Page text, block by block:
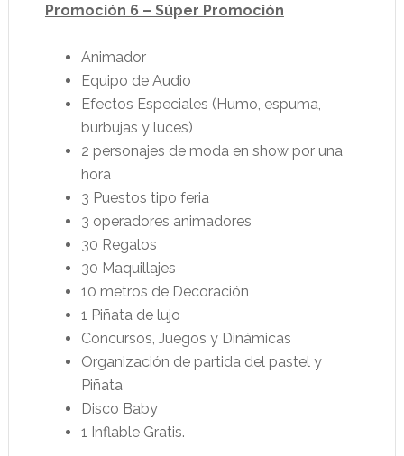
Promoción 6 – Súper Promoción
Animador
Equipo de Audio
Efectos Especiales (Humo, espuma,
burbujas y luces)
2 personajes de moda en show por una
hora
3 Puestos tipo feria
3 operadores animadores
30 Regalos
30 Maquillajes
10 metros de Decoración
1 Piñata de lujo
Concursos, Juegos y Dinámicas
Organización de partida del pastel y
Piñata
Disco Baby
1 Inflable Gratis.